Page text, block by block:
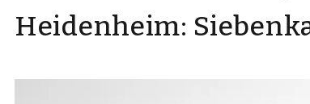
Heidenheim: